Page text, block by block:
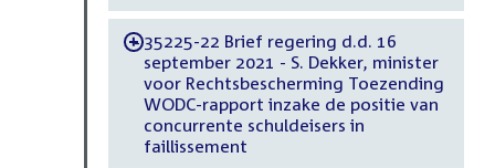
-35225-22 Brief regering d.d. 16
september 2021 - S. Dekker, minister
voor Rechtsbescherming Toezending
WODC-rapport inzake de positie van
concurrente schuldeisers in
faillissement